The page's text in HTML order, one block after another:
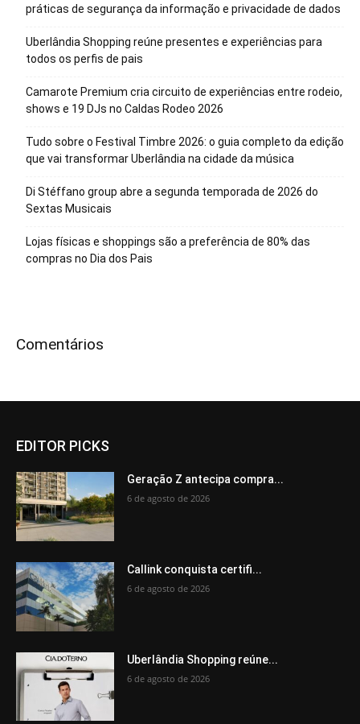
práticas de segurança da informação e privacidade de dados
Uberlândia Shopping reúne presentes e experiências para
todos os perfis de pais
Camarote Premium cria circuito de experiências entre rodeio,
shows e 19 DJs no Caldas Rodeo 2026
Tudo sobre o Festival Timbre 2026: o guia completo da edição
que vai transformar Uberlândia na cidade da música
Di Stéffano group abre a segunda temporada de 2026 do
Sextas Musicais
Lojas físicas e shoppings são a preferência de 80% das
compras no Dia dos Pais
Comentários
EDITOR PICKS
Geração Z antecipa compra...
6 de agosto de 2026
Callink conquista certifi...
6 de agosto de 2026
Uberlândia Shopping reúne...
6 de agosto de 2026